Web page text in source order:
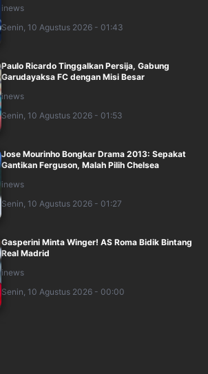
inews
Senin, 10 Agustus 2026 - 01:43
Paulo Ricardo Tinggalkan Persija, Gabung
Garudayaksa FC dengan Misi Besar
inews
Senin, 10 Agustus 2026 - 01:53
Jose Mourinho Bongkar Drama 2013: Sepakat
Gantikan Ferguson, Malah Pilih Chelsea
inews
Senin, 10 Agustus 2026 - 01:27
Gasperini Minta Winger! AS Roma Bidik Bintang
Real Madrid
inews
Senin, 10 Agustus 2026 - 00:00